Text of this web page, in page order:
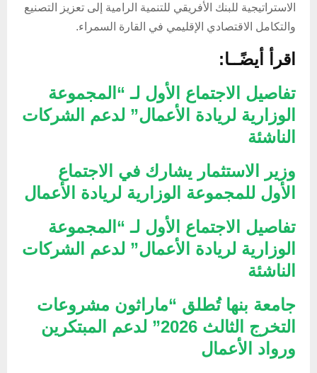
الاستراتيجية للبنك الأفريقي للتنمية الرامية إلى تعزيز التصنيع
والتكامل الاقتصادي الإقليمي في القارة السمراء.
اقرأ أيضًــا:
تفاصيل الاجتماع الأول لـ “المجموعة
الوزارية لريادة الأعمال” لدعم الشركات
الناشئة
وزير الاستثمار يشارك في الاجتماع
الأول للمجموعة الوزارية لريادة الأعمال
تفاصيل الاجتماع الأول لـ “المجموعة
الوزارية لريادة الأعمال” لدعم الشركات
الناشئة
جامعة بنها تُطلق “ماراثون مشروعات
التخرج الثالث 2026” لدعم المبتكرين
ورواد الأعمال